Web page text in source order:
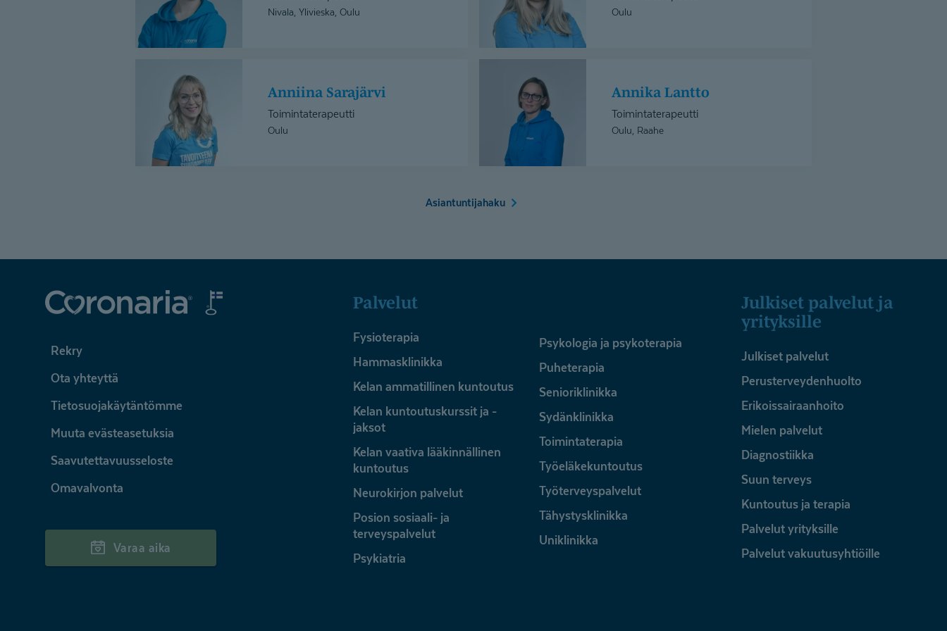
Nivala, Ylivieska, Oulu Oulu
Sarajärvi
Anniina Sarajärvi
Toimintaterapeutti
Oulu
Annika Lantto
Toimintaterapeutti
Oulu, Raahe
Asiantuntijahaku
Coronaria
Rekry
Ota yhteyttä
Tietosuojakäytäntömme
Muuta evästeasetuksia
Saavutettavuusseloste
Omavalvonta
Varaa aika
Palvelut
Fysioterapia
Hammasklinikka
Kelan ammatillinen kuntoutus
Kelan kuntoutuskurssit ja -
jaksot
Kelan vaativa lääkinnällinen
kuntoutus
Neurokirjon palvelut
Posion sosiaali- ja
terveyspalvelut
Psykiatria
Psykologia ja psykoterapia
Puheterapia
Senioriklinikka
Sydänklinikka
Toimintaterapia
Työeläkekuntoutus
Työterveyspalvelut
Tähystysklinikka
Uniklinikka
Julkiset palvelut ja
yrityksille
Julkiset palvelut
Perusterveydenhuolto
Erikoissairaanhoito
Mielen palvelut
Diagnostiikka
Suun terveys
Kuntoutus ja terapia
Palvelut yrityksille
Palvelut vakuutusyhtiöille